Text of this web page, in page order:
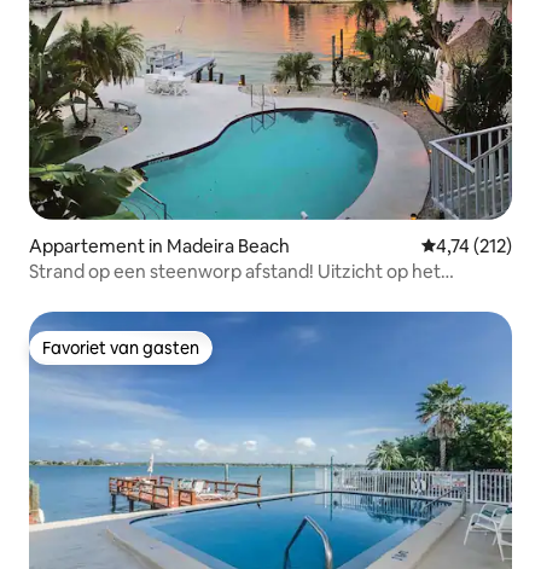
Appartement in Madeira Beach Gemiddelde
4,74 (212)
Strand op een steenworp afstand! Uitzicht op het
Favoriet van gasten
Favoriet van gasten